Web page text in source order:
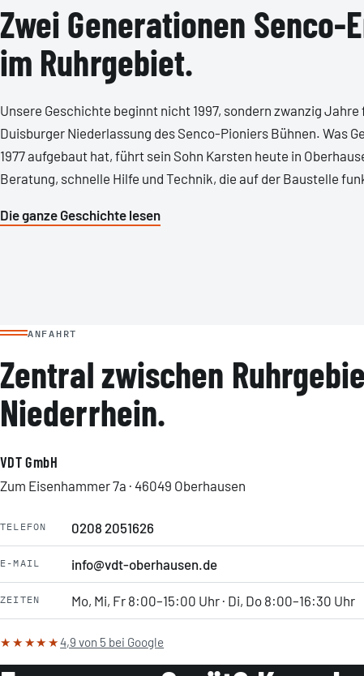
Zwei Generationen Senco-
im Ruhrgebiet.
Unsere Geschichte beginnt nicht 1997, sondern zwanzig Jahre
Duisburger Niederlassung des Senco-Pioniers Bühnen. Was
1977 aufgebaut hat, führt sein Sohn Karsten heute in
Beratung, schnelle Hilfe und Technik, die auf der Baustelle
Die ganze Geschichte lesen
ANFAHRT
Zentral zwischen
Niederrhein.
VDT GmbH
Zum Eisenhammer 7a · 46049 Oberhausen
TELEFON 0208 2051626
E-MAIL info@vdt-oberhausen.de
ZEITEN Mo, Mi, Fr 8:00–15:00 Uhr · Di, Do 8:00–16:30 Uhr
★★★★★4,9 von 5 bei Google